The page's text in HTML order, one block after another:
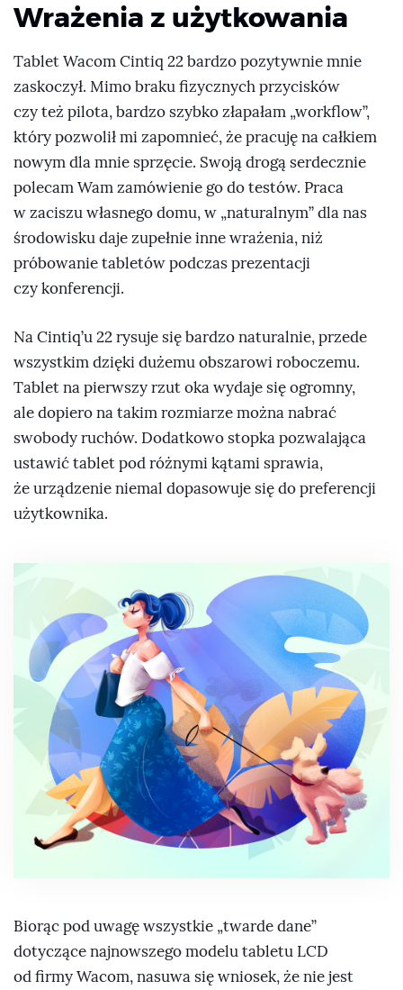
Wrażenia z użytkowania
Tablet Wacom Cintiq 22 bardzo pozytywnie mnie
zaskoczył. Mimo braku fizycznych przycisków
czy też pilota, bardzo szybko złapałam „workflow”,
który pozwolił mi zapomnieć, że pracuję na całkiem
nowym dla mnie sprzęcie. Swoją drogą serdecznie
polecam Wam zamówienie go do testów. Praca
w zaciszu własnego domu, w „naturalnym” dla nas
środowisku daje zupełnie inne wrażenia, niż
próbowanie tabletów podczas prezentacji
czy konferencji.
Na Cintiq’u 22 rysuje się bardzo naturalnie, przede
wszystkim dzięki dużemu obszarowi roboczemu.
Tablet na pierwszy rzut oka wydaje się ogromny,
ale dopiero na takim rozmiarze można nabrać
swobody ruchów. Dodatkowo stopka pozwalająca
ustawić tablet pod różnymi kątami sprawia,
że urządzenie niemal dopasowuje się do preferencji
użytkownika.
Biorąc pod uwagę wszystkie „twarde dane”
dotyczące najnowszego modelu tabletu LCD
od firmy Wacom, nasuwa się wniosek, że nie jest